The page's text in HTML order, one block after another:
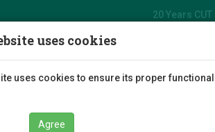
20 Years CUT
Students
uses cookies
uses cookies to ensure its proper
Agree